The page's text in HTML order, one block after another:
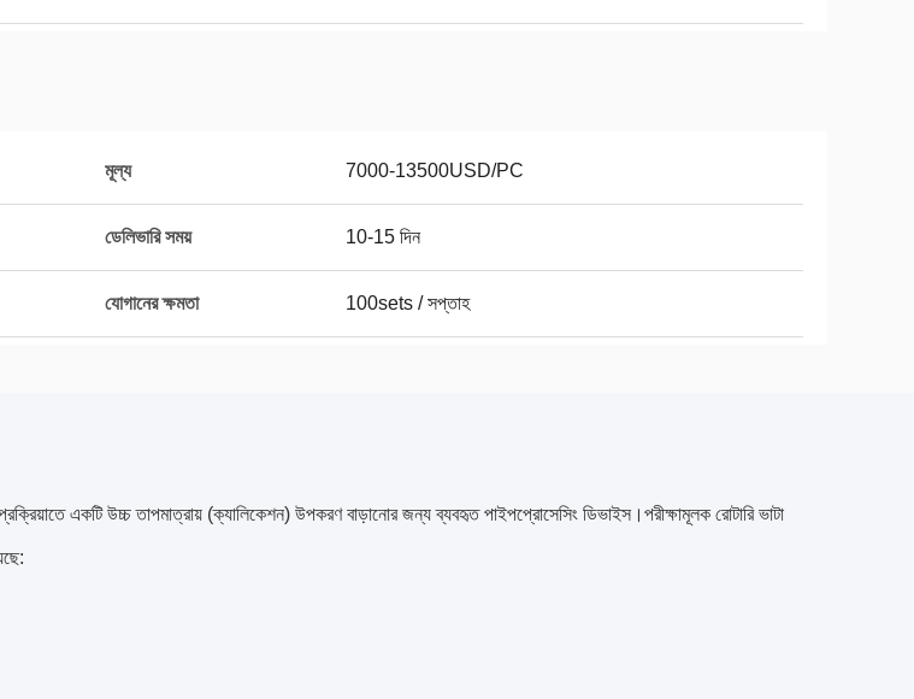
মূল্য 7000-13500USD/PC
ডেলিভারি সময় 10-15 দিন
যোগানের ক্ষমতা 100sets / সপ্তাহ
একটি উচ্চ তাপমাত্রায় (ক্যালিকেশন) উপকরণ বাড়ানোর জন্য ব্যবহৃত পাইপপ্রোসেসিং ডিভাইস।পরীক্ষামূলক রোটারি ভাটা